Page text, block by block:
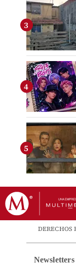
DERECHOS
Newsletters